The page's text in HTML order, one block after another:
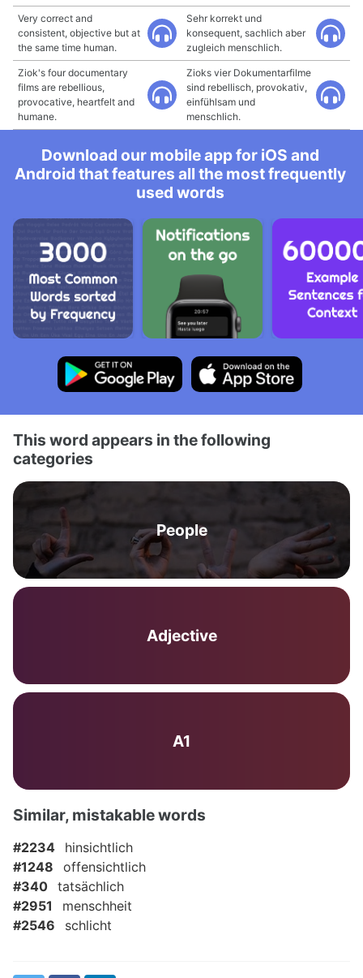
Very correct and
consistent, objective but at
the same time human.
Sehr korrekt und
konsequent, sachlich aber
zugleich menschlich.
Ziok's four documentary
films are rebellious,
provocative, heartfelt and
humane.
Zioks vier Dokumentarfilme
sind rebellisch, provokativ,
einfühlsam und
menschlich.
Download our mobile app for iOS and
Android that features all the most frequently
used words
This word appears in the following
categories
People
Adjective
A1
Similar, mistakable words
#2234
hinsichtlich
#1248
offensichtlich
#340 tatsächlich
#2951
menschheit
#2546
schlicht